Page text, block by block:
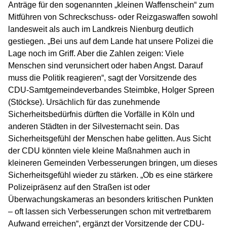
Anträge für den sogenannten „kleinen Waffenschein“ zum
Mitführen von Schreckschuss- oder Reizgaswaffen sowohl
landesweit als auch im Landkreis Nienburg deutlich
gestiegen. „Bei uns auf dem Lande hat unsere Polizei die
Lage noch im Griff. Aber die Zahlen zeigen: Viele
Menschen sind verunsichert oder haben Angst. Darauf
muss die Politik reagieren“, sagt der Vorsitzende des
CDU-Samtgemeindeverbandes Steimbke, Holger Spreen
(Stöckse). Ursächlich für das zunehmende
Sicherheitsbedürfnis dürften die Vorfälle in Köln und
anderen Städten in der Silvesternacht sein. Das
Sicherheitsgefühl der Menschen habe gelitten. Aus Sicht
der CDU könnten viele kleine Maßnahmen auch in
kleineren Gemeinden Verbesserungen bringen, um dieses
Sicherheitsgefühl wieder zu stärken. „Ob es eine stärkere
Polizeipräsenz auf den Straßen ist oder
Überwachungskameras an besonders kritischen Punkten
– oft lassen sich Verbesserungen schon mit vertretbarem
Aufwand erreichen“, ergänzt der Vorsitzende der CDU-